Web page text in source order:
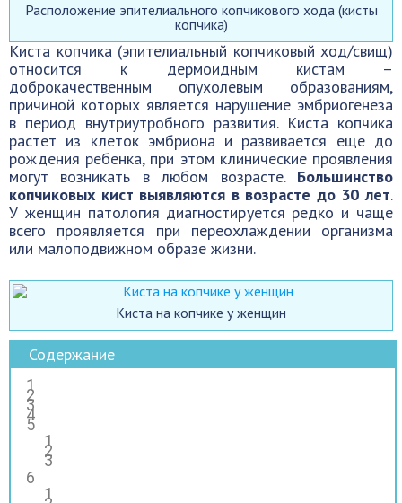
Расположение эпителиального копчикового хода (кисты
копчика)
Киста копчика (эпителиальный копчиковый ход/свищ)
относится к дермоидным кистам –
доброкачественным опухолевым образованиям,
причиной которых является нарушение эмбриогенеза
в период внутриутробного развития. Киста копчика
растет из клеток эмбриона и развивается еще до
рождения ребенка, при этом клинические проявления
могут возникать в любом возрасте. Большинство
копчиковых кист выявляются в возрасте до 30 лет.
У женщин патология диагностируется редко и чаще
всего проявляется при переохлаждении организма
или малоподвижном образе жизни.
Киста на копчике у женщин
Содержание